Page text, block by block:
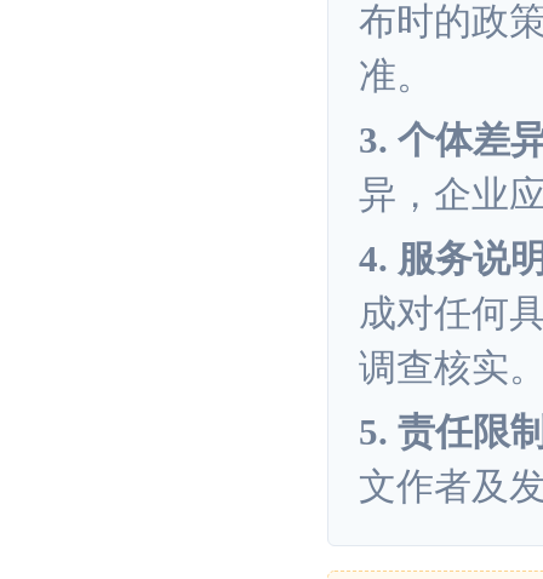
布时的政
准。
3. 个体差
异，企业
4. 服务说
成对任何
调查核实
5. 责任限
文作者及